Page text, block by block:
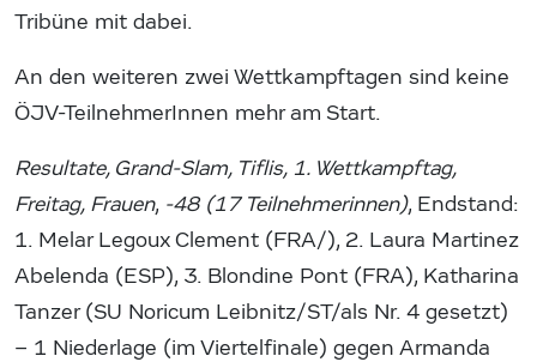
Tribüne mit dabei.
An den weiteren zwei Wettkampftagen sind keine
ÖJV-TeilnehmerInnen mehr am Start.
Resultate, Grand-Slam, Tiflis, 1. Wettkampftag,
Freitag, Frauen, -48 (17 Teilnehmerinnen), Endstand:
1. Melar Legoux Clement (FRA/), 2. Laura Martinez
Abelenda (ESP), 3. Blondine Pont (FRA), Katharina
Tanzer (SU Noricum Leibnitz/ST/als Nr. 4 gesetzt)
– 1 Niederlage (im Viertelfinale) gegen Armanda